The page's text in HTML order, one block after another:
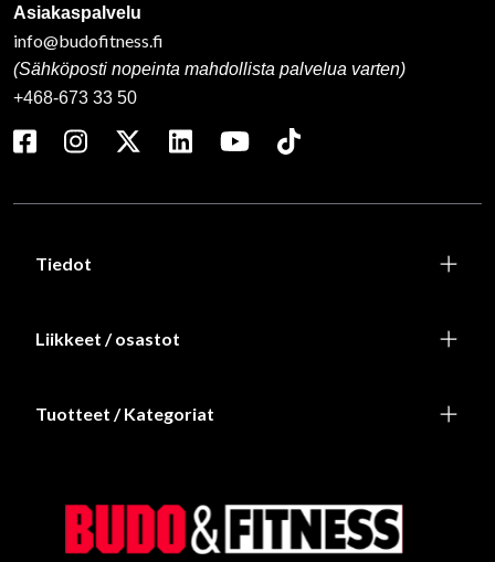
Asiakaspalvelu
info@budofitness.fi
(Sähköposti nopeinta mahdollista palvelua varten)
+468-673 33 50
Tiedot
Liikkeet / osastot
Tuotteet / Kategoriat